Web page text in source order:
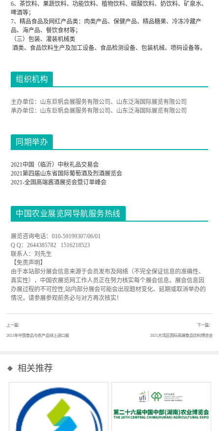
6、茶饮料、果蔬饮料、功能饮料、植物饮料、碳酸饮料、奶饮料、矿泉水、
啤酒等；
7、精品食品及网红产品类：肉类产品、保健产品、精品糖果、冷冻冷藏产
品、海产品、餐饮食材等；
（三）包装、灌装机械类
酒类、食品饮料生产及加工设备、食品检测设备、包装机械、喷码设备等。
组织机构
主办单位：山东巨帆会展服务有限公司、山东泛海国际展览有限公司
承办单位：山东巨帆会展服务有限公司、山东泛海国际展览有限公司
同期举办
2021中国（临沂）中秋礼品交易会
2021第四届山东省国际葡萄酒及烈酒展览会
2021-全国高端酱酒展览会暨订单峰会
中国农业展览网导航服务热线
展览咨询电话：010-59199307/06/01
Q Q：2644385782 1516218523
联系人：刘先生
【免责声明】
由于本站部分展会信息来源于会员发布及网络（不完全保证信息的准确性、
真实性），中国农展览网工作人员正在努力核实每个展会信息。展会信息因
办展过程的不可控性,站内部分展会可能会出现题材变化、延期或取消举办的
情况，请参展参观前务必与对方再次核实！
上一篇：
2021年中国食品与农产品线上进口展
下一篇：
2021大湾区国际高端食品饮料博览会
相关推荐